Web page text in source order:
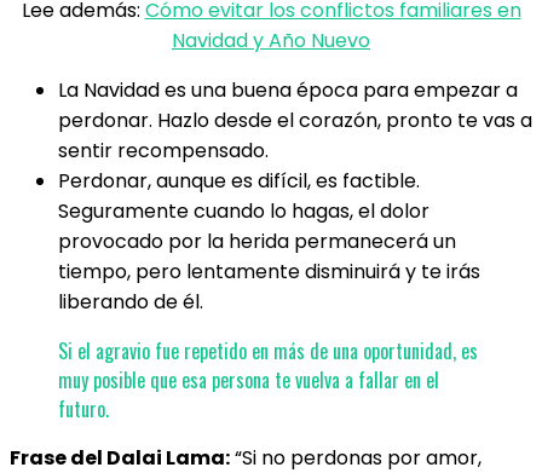
Lee además: Cómo evitar los conflictos familiares en
Navidad y Año Nuevo
La Navidad es una buena época para empezar a
perdonar. Hazlo desde el corazón, pronto te vas a
sentir recompensado.
Perdonar, aunque es difícil, es factible.
Seguramente cuando lo hagas, el dolor
provocado por la herida permanecerá un
tiempo, pero lentamente disminuirá y te irás
liberando de él.
Si el agravio fue repetido en más de una oportunidad, es
muy posible que esa persona te vuelva a fallar en el
futuro.
Frase del Dalai Lama:“Si no perdonas por amor,